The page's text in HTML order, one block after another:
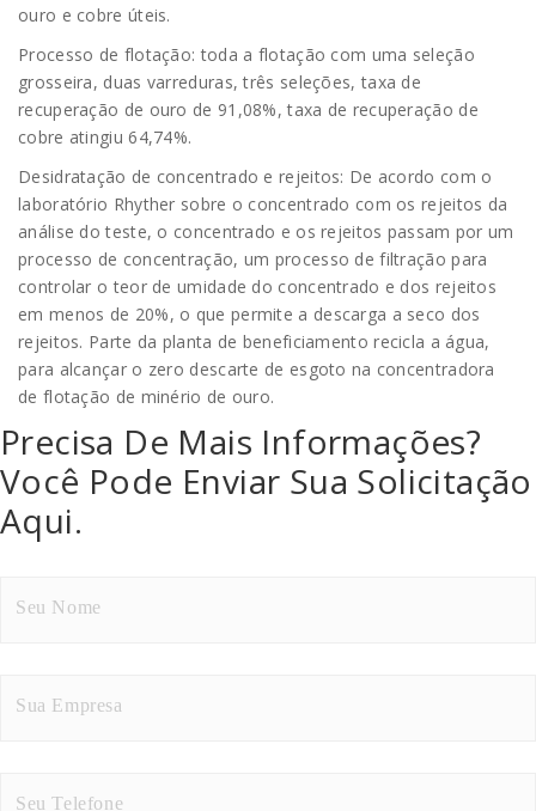
ouro e cobre úteis.
Processo de flotação: toda a flotação com uma seleção
grosseira, duas varreduras, três seleções, taxa de
recuperação de ouro de 91,08%, taxa de recuperação de
cobre atingiu 64,74%.
Desidratação de concentrado e rejeitos: De acordo com o
laboratório Rhyther sobre o concentrado com os rejeitos da
análise do teste, o concentrado e os rejeitos passam por um
processo de concentração, um processo de filtração para
controlar o teor de umidade do concentrado e dos rejeitos
em menos de 20%, o que permite a descarga a seco dos
rejeitos. Parte da planta de beneficiamento recicla a água,
para alcançar o zero descarte de esgoto na concentradora
de flotação de minério de ouro.
Precisa De Mais Informações?
Você Pode Enviar Sua Solicitação
Aqui.